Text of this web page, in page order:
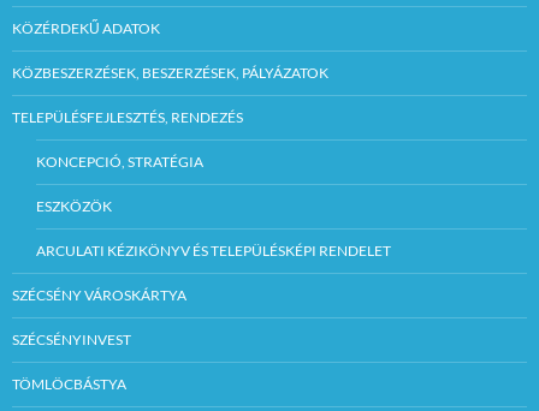
KÖZÉRDEKŰ ADATOK
KÖZBESZERZÉSEK, BESZERZÉSEK, PÁLYÁZATOK
TELEPÜLÉSFEJLESZTÉS, RENDEZÉS
KONCEPCIÓ, STRATÉGIA
ESZKÖZÖK
ARCULATI KÉZIKÖNYV ÉS TELEPÜLÉSKÉPI RENDELET
SZÉCSÉNY VÁROSKÁRTYA
SZÉCSÉNYINVEST
TÖMLÖCBÁSTYA